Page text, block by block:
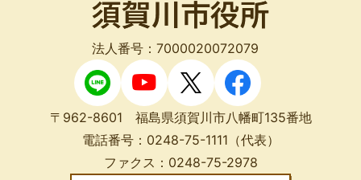
法人番号：7000020072079
〒962-8601 福島県須賀川市八幡町135番地
電話番号： 0248-75-1111 （代表）
ファクス： 0248-75-2978